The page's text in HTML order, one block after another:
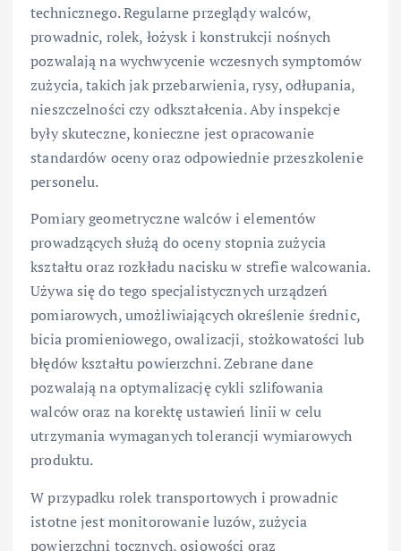
technicznego. Regularne przeglądy walców,
prowadnic, rolek, łożysk i konstrukcji nośnych
pozwalają na wychwycenie wczesnych symptomów
zużycia, takich jak przebarwienia, rysy, odłupania,
nieszczelności czy odkształcenia. Aby inspekcje
były skuteczne, konieczne jest opracowanie
standardów oceny oraz odpowiednie przeszkolenie
personelu.
Pomiary geometryczne walców i elementów
prowadzących służą do oceny stopnia zużycia
kształtu oraz rozkładu nacisku w strefie walcowania.
Używa się do tego specjalistycznych urządzeń
pomiarowych, umożliwiających określenie średnic,
bicia promieniowego, owalizacji, stożkowatości lub
błędów kształtu powierzchni. Zebrane dane
pozwalają na optymalizację cykli szlifowania
walców oraz na korektę ustawień linii w celu
utrzymania wymaganych tolerancji wymiarowych
produktu.
W przypadku rolek transportowych i prowadnic
istotne jest monitorowanie luzów, zużycia
powierzchni tocznych, osiowości oraz